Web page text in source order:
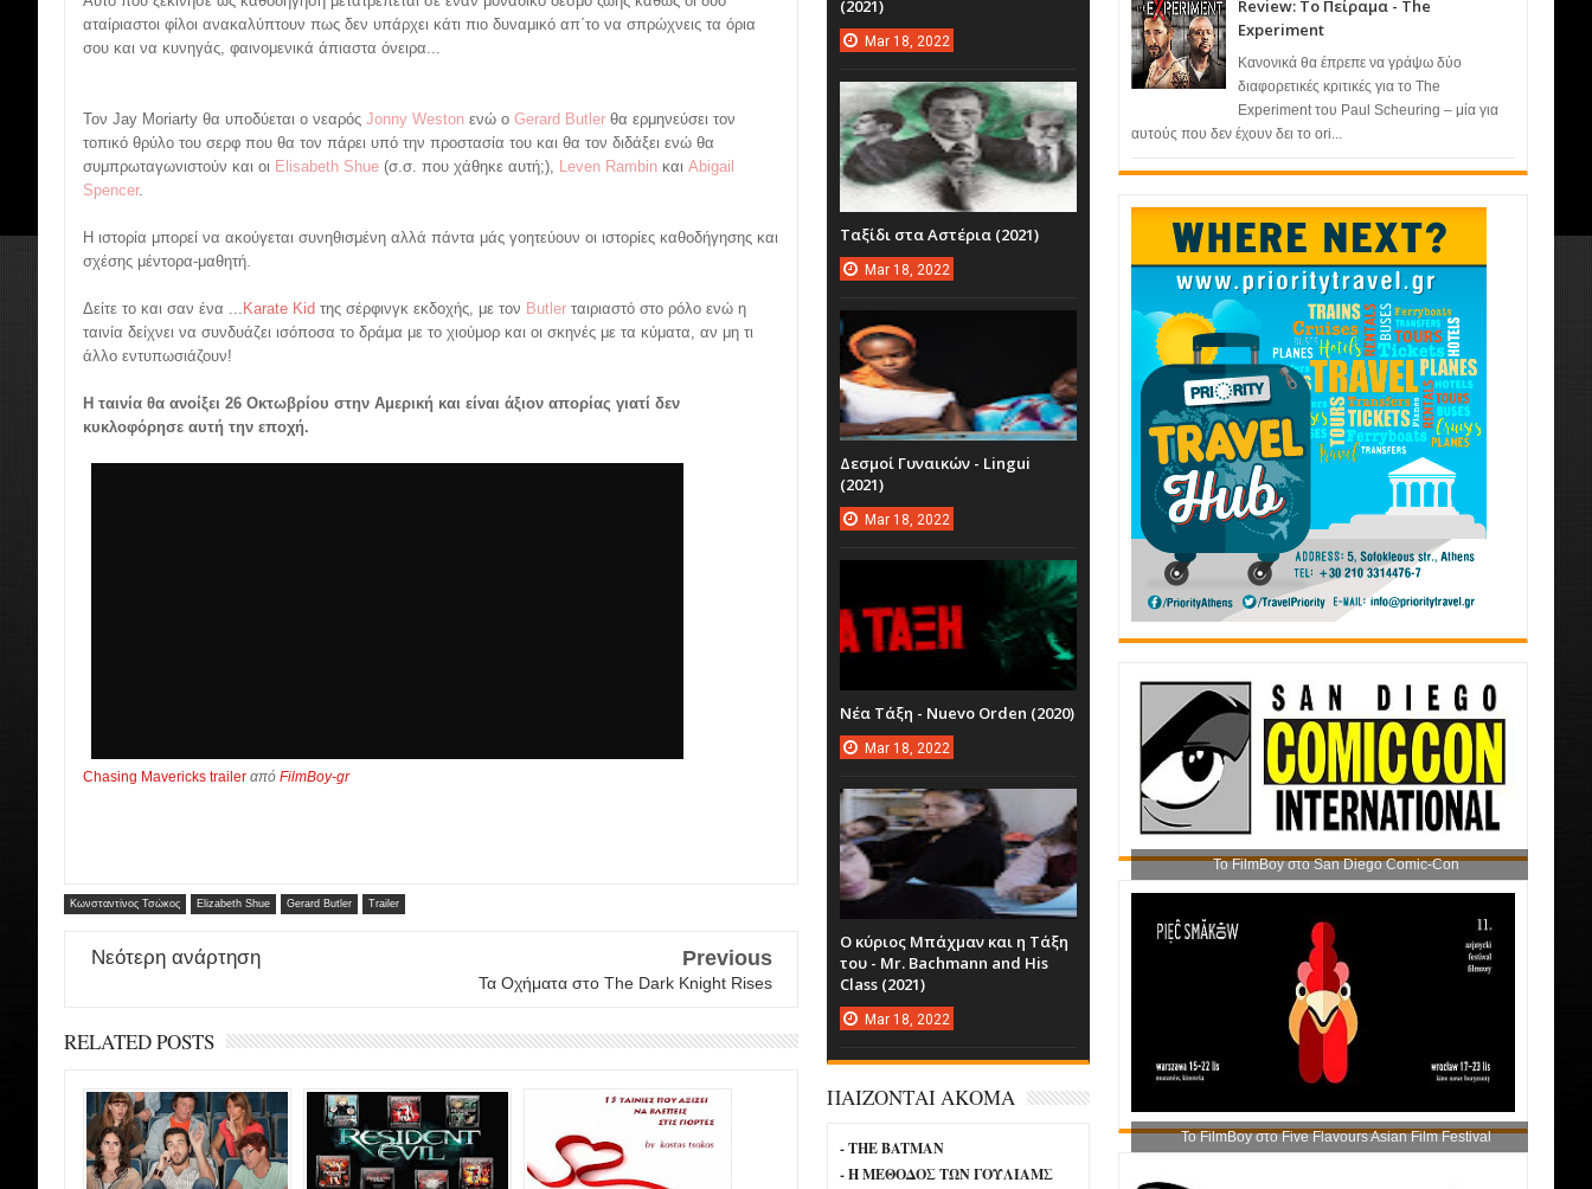
αταίριαστοι φίλοι ανακαλύπτουν πως δεν υπάρχει κάτι πιο δυναμικό απ΄το να σπρώχνεις τα όρια
σου και να κυνηγάς, φαινομενικά άπιαστα όνειρα...
Τον Jay Moriarty θα υποδύεται ο νεαρός Jonny Weston ενώ ο Gerard Βutler θα ερμηνεύσει τον
τοπικό θρύλο του σερφ που θα τον πάρει υπό την προστασία του και θα τον διδάξει ενώ θα
συμπρωταγωνιστούν και οι Elisabeth Shue (σ.σ. που χάθηκε αυτή;), Leven Rambin και Abigail
Spencer.
Η ιστορία μπορεί να ακούγεται συνηθισμένη αλλά πάντα μάς γοητεύουν οι ιστορίες καθοδήγησης και
σχέσης μέντορα-μαθητή.
Δείτε το και σαν ένα ... Karate Kid της σέρφινγκ εκδοχής, με τον Butler ταιριαστό στο ρόλο ενώ η
ταινία δείχνει να συνδυάζει ισόποσα το δράμα με το χιούμορ και οι σκηνές με τα κύματα, αν μη τι
άλλο εντυπωσιάζουν!
Η ταινία θα ανοίξει 26 Οκτωβρίου στην Αμερική και είναι άξιον απορίας γιατί δεν
κυκλοφόρησε αυτή την εποχή.
Chasing Mavericks trailer από FilmBoy-gr
Κωνσταντίνος Τσώκος Elizabeth Shue Gerard Butler Trailer
Νεότερη ανάρτηση Previous
Τα Οχήματα στο The Dark Knight Rises
RELATED POSTS
Review: Το Πείραμα - The
Experiment
Κανονικά θα έπρεπε να γράψω δύο
διαφορετικές κριτικές για το The
Experiment του Paul Scheuring – μία για
αυτούς που δεν έχουν δει το ori...
Το FilmBoy στο San Diego Comic-Con
Το FilmBoy στο Five Flavours Asian Film Festival
(2021)
Mar 18, 2022
Ταξίδι στα Αστέρια (2021)
Mar 18, 2022
Δεσμοί Γυναικών - Lingui
(2021)
Mar 18, 2022
Νέα Τάξη - Nuevo Orden (2020)
Mar 18, 2022
Ο κύριος Μπάχμαν και η Τάξη
του - Mr. Bachmann and His
Class (2021)
Mar 18, 2022
ΠΑΙΖΟΝΤΑΙ ΑΚΟΜΑ
- THE BATMAN
- Η ΜΕΘΟΔΟΣ ΤΩΝ ΓΟΥΛΙΑΜΣ